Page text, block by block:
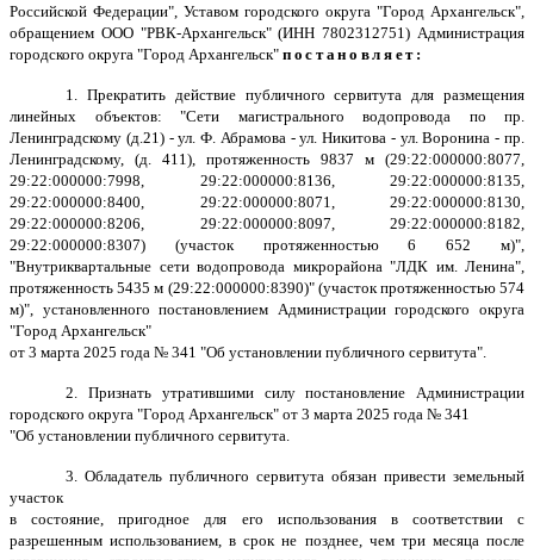
Российской Федерации", Уставом городского округа "Город Архангельск",
обращением ООО "РВК-Архангельск" (ИНН 7802312751) Администрация
городского округа "Город Архангельск" постановляет:
1. Прекратить действие публичного сервитута для размещения
линейных объектов: "Сети магистрального водопровода по пр.
Ленинградскому (д.21) - ул. Ф. Абрамова - ул. Никитова - ул. Воронина - пр.
Ленинградскому, (д. 411), протяженность 9837 м (29:22:000000:8077,
29:22:000000:7998, 29:22:000000:8136, 29:22:000000:8135,
29:22:000000:8400, 29:22:000000:8071, 29:22:000000:8130,
29:22:000000:8206, 29:22:000000:8097, 29:22:000000:8182,
29:22:000000:8307) (участок протяженностью 6 652 м)",
"Внутриквартальные сети водопровода микрорайона "ЛДК им. Ленина",
протяженность 5435 м (29:22:000000:8390)" (участок протяженностью 574
м)", установленного постановлением Администрации городского округа
"Город Архангельск"
от 3 марта 2025 года № 341 "Об установлении публичного сервитута".
2. Признать утратившими силу постановление Администрации
городского округа "Город Архангельск" от 3 марта 2025 года № 341
"Об установлении публичного сервитута.
3. Обладатель публичного сервитута обязан привести земельный
участок
в состояние, пригодное для его использования в соответствии с
разрешенным использованием, в срок не позднее, чем три месяца после